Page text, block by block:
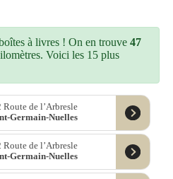
à livres ! On en trouve47
Voici les 15 plus
Route de l’Arbresle
Germain-Nuelles
Route de l’Arbresle
Germain-Nuelles